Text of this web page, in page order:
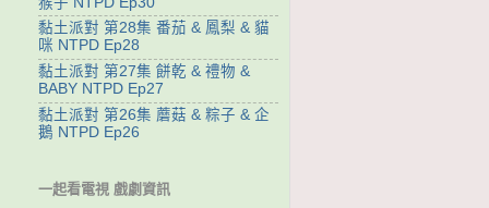
黏土派對 第28集 番茄 & 鳳梨 & 貓
咪 NTPD Ep28
黏土派對 第27集 餅乾 & 禮物 &
BABY NTPD Ep27
黏土派對 第26集 蘑菇 & 粽子 & 企
鵝 NTPD Ep26
一起看電視 戲劇資訊